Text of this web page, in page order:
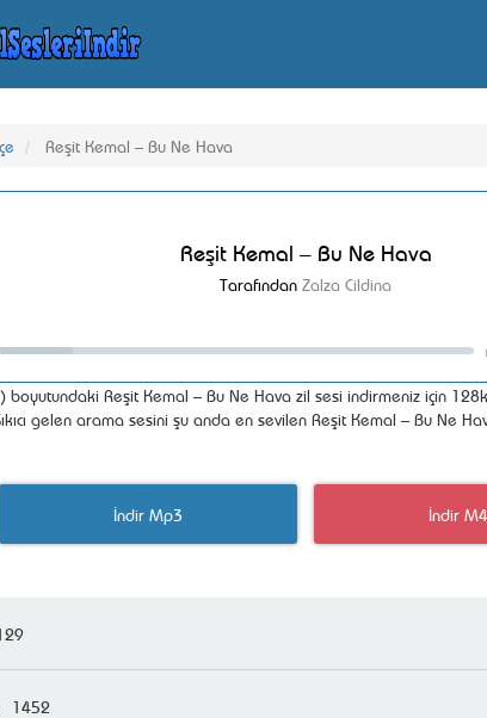
Reşit Kemal – Bu Ne Hava
Reşit Kemal – Bu Ne Hava
Tarafından Zalza Cildina
boyutundaki Reşit Kemal – Bu Ne Hava zil sesi indirmeniz için
gelen arama sesini şu anda en sevilen Reşit Kemal – Bu Ne
İndir Mp3 İndir
1452